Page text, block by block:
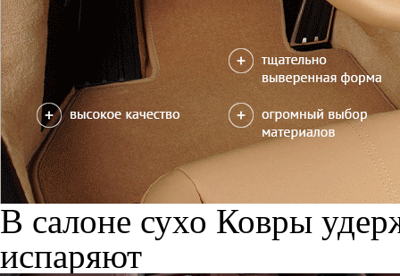
В салоне сухо Ковры
испаряют